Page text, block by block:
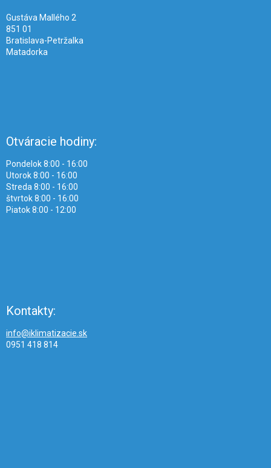
Gustáva Mallého 2
851 01
Bratislava-Petržalka
Matadorka
Otváracie hodiny:
Pondelok 8:00 - 16:00
Utorok 8:00 - 16:00
Streda 8:00 - 16:00
štvrtok 8:00 - 16:00
Piatok 8:00 - 12:00
Kontakty:
info@iklimatizacie.sk
0951 418 814